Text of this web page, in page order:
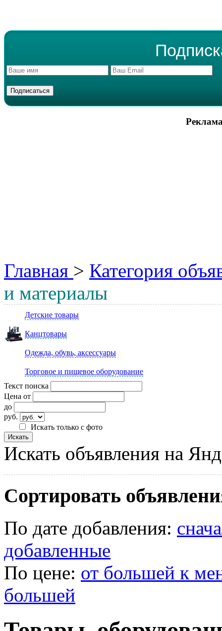
Главная > Категория
и материалы
Детские товары
Канцтовары
Одежда, обувь, аксессуары
Торговое и пищевое оборудование
Текст поиска
Цена от
до
руб.
Искать только с фото
Искать объявления на
Сортировать
По дате добавления:
добавленные
По цене: от большей к
большей